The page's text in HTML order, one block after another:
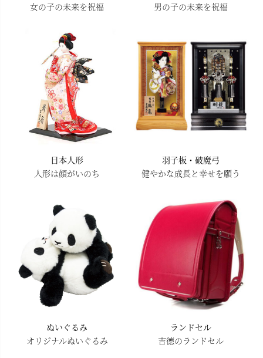
女の子の未来を祝福
男の子の未来を祝福
日本人形
人形は顔がいのち
羽子板・破魔弓
健やかな成長と幸せを願う
ぬいぐるみ
オリジナルぬいぐるみ
ランドセル
吉德のランドセル